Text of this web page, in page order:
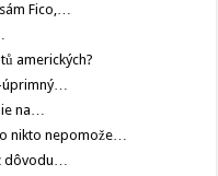
Fico,…
amerických?
úprimný…
na…
nikto nepomože…
dôvodu…